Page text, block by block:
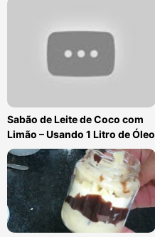
Sabão de Leite de Coco com
Limão – Usando 1 Litro de Óleo